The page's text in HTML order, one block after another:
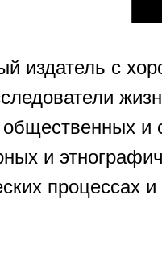
издатель с
общественных и
и
процессах